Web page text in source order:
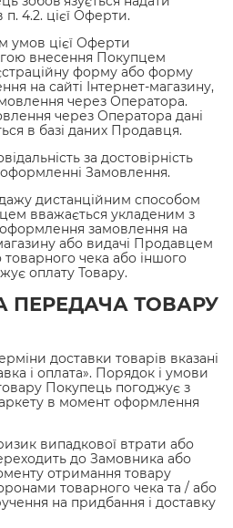
4.2. цієї Оферти.
умов цієї Оферти
внесення Покупцем
форму або форму
на сайті Інтернет-магазину,
через Оператора.
через Оператора дані
в базі даних Продавця.
за достовірність
оформленні Замовлення.
дистанційним способом
вважається укладеним з
замовлення на
або видачі Продавцем
чека або іншого
оплату Товару.
ПЕРЕДАЧА ТОВАРУ
доставки товарів вказані
і оплата». Порядок і умови
Покупець погоджує з
в момент оформлення
випадкової втрати або
до Замовника або
отримання товару
товарного чека та / або
на придбання і доставку